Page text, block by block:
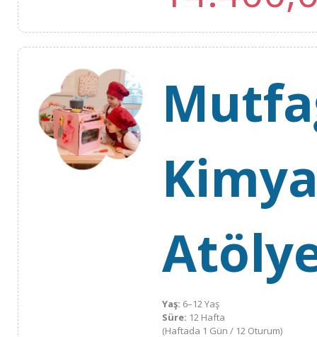
Yaş: 6–12 Yaş
Süre: 12 Hafta
(Haftada 1 Gün / 12 Oturum)